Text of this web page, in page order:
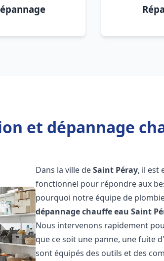
et dépannage
Dans la ville deSaint Péray, il est
fonctionnel pour répondre aux
pourquoi notre équipe de
dépannage chauffe eau Saint
Nous intervenons rapidement
que ce soit une panne, une fuite
sont équipés des outils et des